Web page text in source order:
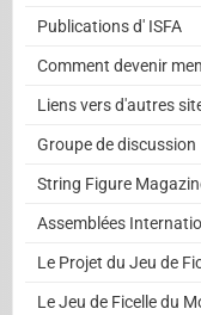
Publications d' ISFA
Comment devenir
Liens vers d'autres
Groupe de discussion
String Figure
Assemblées
Le Projet du Jeu de
Le Jeu de Ficelle du